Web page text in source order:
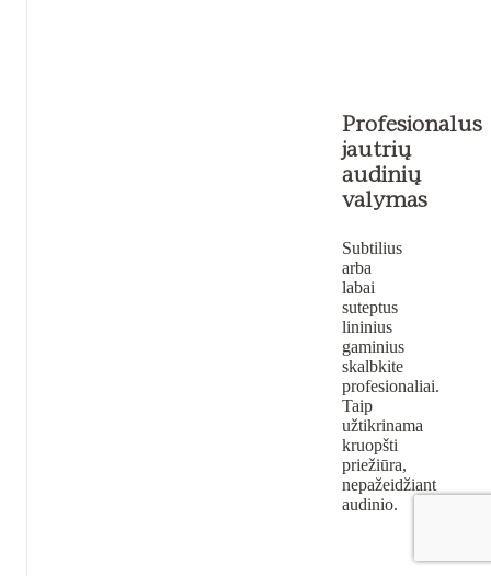
Profesionalus
jautrių
audinių
valymas
Subtilius
arba
labai
suteptus
lininius
gaminius
skalbkite
profesionaliai.
Taip
užtikrinama
kruopšti
priežiūra,
nepažeidžiant
audinio.